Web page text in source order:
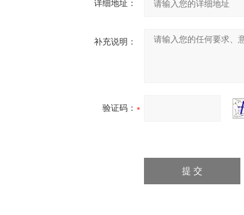
详细地址：
补充说明：
验证码：